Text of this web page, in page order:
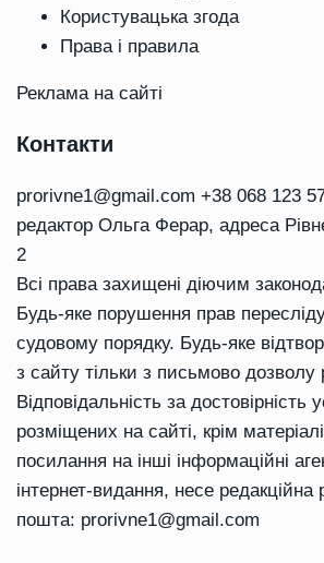
Користувацька згода
Права і правила
Реклама на сайті
Контакти
prorivne1@gmail.com +38 068 123
редактор Ольга Ферар, адреса
2
Всі права захищені діючим
Будь-яке порушення прав
судовому порядку. Будь-яке
з сайту тільки з письмово дозволу
Відповідальність за достовірність
розміщених на сайті, крім
посилання на інші інформаційні
інтернет-видання, несе
пошта: prorivne1@gmail.com